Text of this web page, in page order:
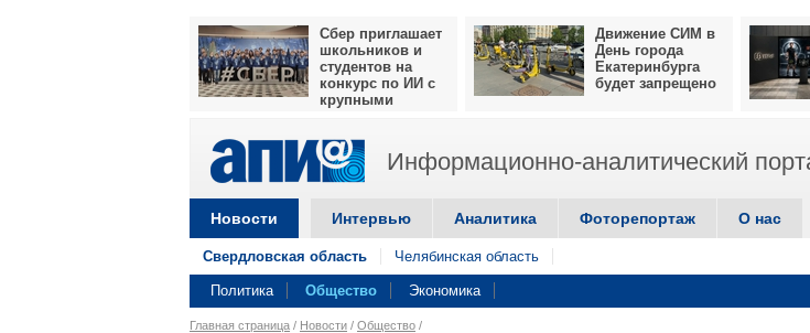
Сбер приглашает
школьников и
студентов на
конкурс по ИИ с
крупными
Движение СИМ в
День города
Екатеринбурга
будет запрещено
Информационно-аналитический
Новости Интервью Аналитика Фоторепортаж О нас
Свердловская область Челябинская область
Политика Общество Экономика
Главная страница / Новости / Общество /